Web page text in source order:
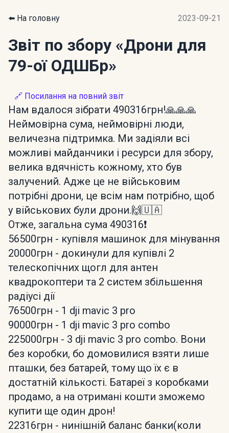
⬅️ На головну 2023-09-21
Звіт по збору «Дрони для
79-ої ОДШБр»
🔗 Посилання на повний звіт
Нам вдалося зібрати 490316грн!🙏🙏🙏
Неймовірна сума, неймовірні люди,
величезна підтримка. Ми задіяли всі
можливі майданчики і ресурси для збору,
велика вдячність кожному, хто був
залучений. Адже це не військовим
потрібні дрони, це всім нам потрібно, щоб
у військових були дрони.🙌🇺🇦
Отже, загальна сума 490316❗️
56500грн - купівля машинок для мінування
20000грн - докинули для купівлі 2
телескопічних щогл для антен
квадрокоптери та 2 систем збільшення
радіусі дії
76500грн - 1 dji mavic 3 pro
90000грн - 1 dji mavic 3 pro combo
225000грн - 3 dji mavic 3 pro combo. Вони
без коробки, бо домовилися взяти лише
пташки, без батарей, тому що їх є в
достатній кількості. Батареї з коробками
продамо, а на отримані кошти зможемо
купити ще один дрон!
22316грн - нинішній баланс банки(коли